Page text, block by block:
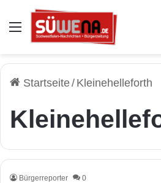
Auswahl
Startseite/ Kleinehelleforth
Bürgerreporter 0